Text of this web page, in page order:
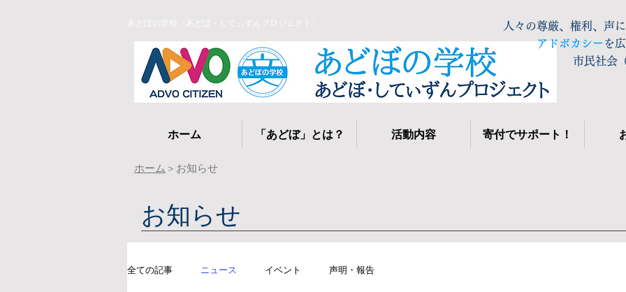
人々の尊厳、権利、声
アドボカシーを
市民社会
あどぼの学校〈あどぼ・してぃずんプロジェクト〉
ホーム 「あどぼ」とは？ 活動内容 寄付でサポート！
ホーム ＞お知らせ
お知らせ
全ての記事 ニュース イベント 声明・報告